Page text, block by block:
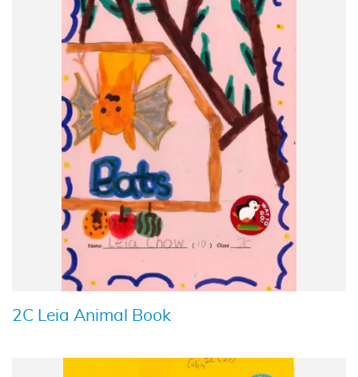
2C Leia Animal Book